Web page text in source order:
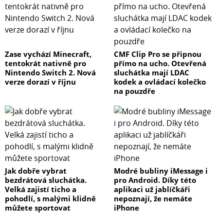
Zase vychází Minecraft,
tentokrát nativně pro
Nintendo Switch 2. Nová
verze dorazí v říjnu
CMF Clip Pro se připnou
přímo na ucho. Otevřená
sluchátka mají LDAC
kodek a ovládací kolečko
na pouzdře
Jak dobře vybrat
bezdrátová sluchátka.
Velká zajistí ticho a
pohodlí, s malými klidně
můžete sportovat
Modré bubliny iMessage i
pro Android. Díky této
aplikaci už jablíčkáři
nepoznají, že nemáte
iPhone